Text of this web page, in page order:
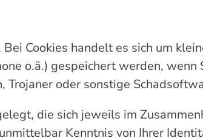
Cookies handelt es sich um
o.ä.) gespeichert werden,
Trojaner oder sonstige
die sich jeweils im
Kenntnis von Ihrer